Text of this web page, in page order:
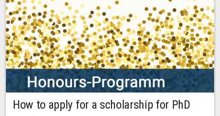
How to apply for a scholarship for PhD